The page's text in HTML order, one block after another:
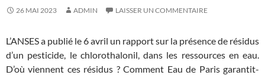
26 MAI 2023 ADMIN LAISSER UN COMMENTAIRE
L’ANSES a publié le 6 avril un rapport sur la présence de résidus
d’un pesticide, le chlorothalonil, dans les ressources en eau.
D’où viennent ces résidus ? Comment Eau de Paris garantit-